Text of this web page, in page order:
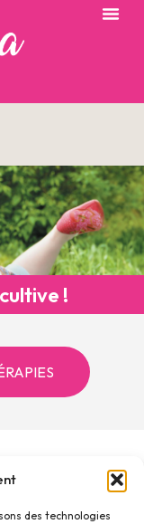
des technologies
!